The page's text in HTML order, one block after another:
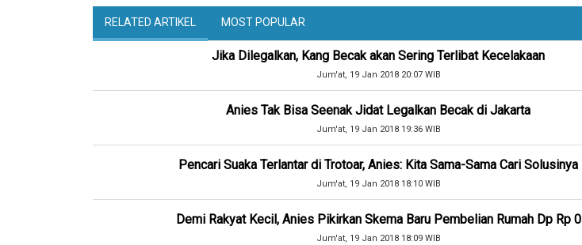
RELATED ARTIKEL MOST POPULAR
Jika Dilegalkan, Kang Becak akan Sering Terlibat Kecelakaan
Jum'at, 19 Jan 2018 20:07 WIB
Anies Tak Bisa Seenak Jidat Legalkan Becak di Jakarta
Jum'at, 19 Jan 2018 19:36 WIB
Pencari Suaka Terlantar di Trotoar, Anies: Kita Sama-Sama Cari Solusinya
Jum'at, 19 Jan 2018 18:10 WIB
Demi Rakyat Kecil, Anies Pikirkan Skema Baru Pembelian Rumah Dp Rp 0
Jum'at, 19 Jan 2018 18:09 WIB